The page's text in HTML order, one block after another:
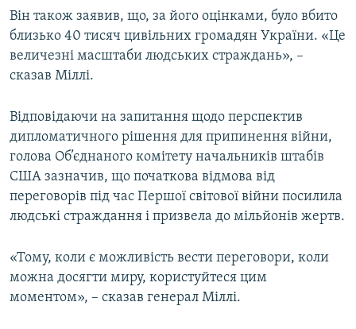
Він також заявив, що, за його оцінками, було вбито
близько 40 тисяч цивільних громадян України. «Це
величезні масштаби людських страждань», –
сказав Міллі.
Відповідаючи на запитання щодо перспектив
дипломатичного рішення для припинення війни,
голова Об’єднаного комітету начальників штабів
США зазначив, що початкова відмова від
переговорів під час Першої світової війни посилила
людські страждання і призвела до мільйонів жертв.
«Тому, коли є можливість вести переговори, коли
можна досягти миру, користуйтеся цим
моментом», – сказав генерал Міллі.